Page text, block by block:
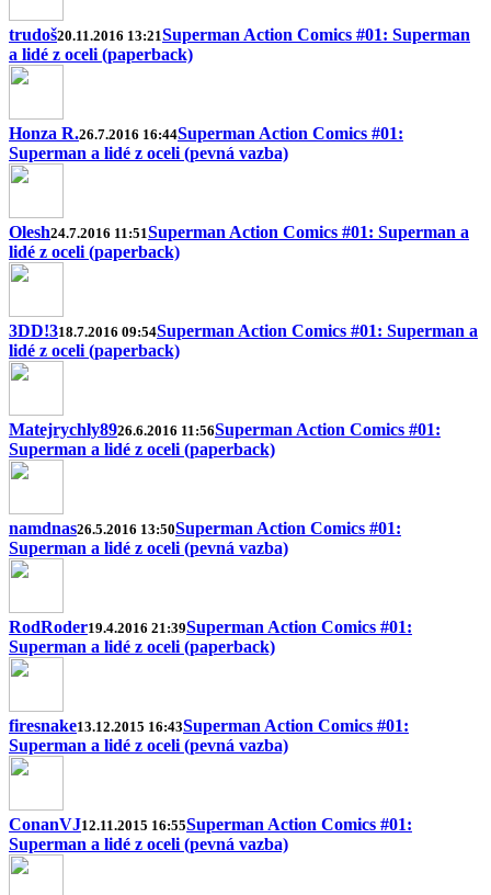
trudoš20.11.2016 13:21Superman Action Comics #01: Superman
a lidé z oceli (paperback)
Honza R.26.7.2016 16:44Superman Action Comics #01:
Superman a lidé z oceli (pevná vazba)
Olesh24.7.2016 11:51Superman Action Comics #01: Superman a
lidé z oceli (paperback)
3DD!318.7.2016 09:54Superman Action Comics #01: Superman a
lidé z oceli (paperback)
Matejrychly8926.6.2016 11:56Superman Action Comics #01:
Superman a lidé z oceli (paperback)
namdnas26.5.2016 13:50Superman Action Comics #01:
Superman a lidé z oceli (pevná vazba)
RodRoder19.4.2016 21:39Superman Action Comics #01:
Superman a lidé z oceli (paperback)
firesnake13.12.2015 16:43Superman Action Comics #01:
Superman a lidé z oceli (pevná vazba)
ConanVJ12.11.2015 16:55Superman Action Comics #01:
Superman a lidé z oceli (pevná vazba)